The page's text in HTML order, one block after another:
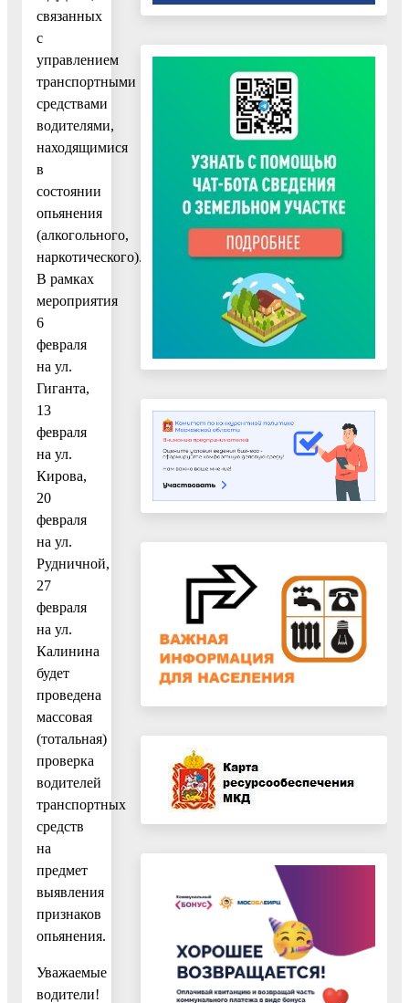
связанных
с
управлением
транспортными
средствами
водителями,
находящимися
в
состоянии
опьянения
(алкогольного,
наркотического).
В рамках
мероприятия
6
февраля
на ул.
Гиганта,
13
февраля
на ул.
Кирова,
20
февраля
на ул.
Рудничной,
27
февраля
на ул.
Калинина
будет
проведена
массовая
(тотальная)
проверка
водителей
транспортных
средств
на
предмет
выявления
признаков
опьянения.
Уважаемые
водители!